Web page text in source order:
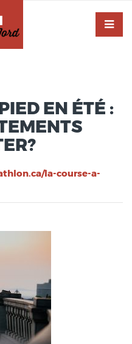
EN ÉTÉ :
la-course-a-